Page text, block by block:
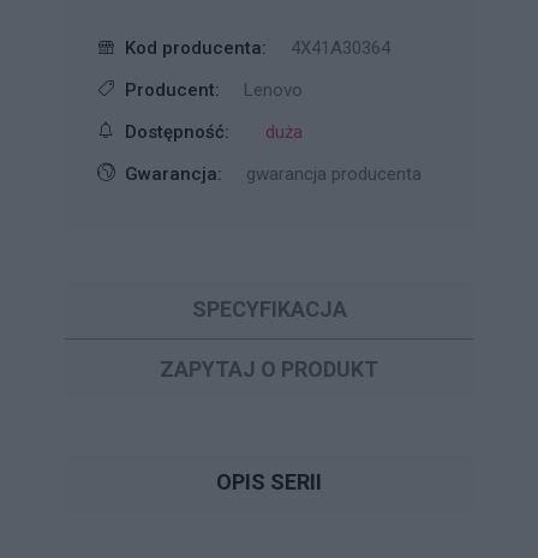
Kod producenta:
4X41A30364
Producent:
Lenovo
Dostępność:
duża
Gwarancja:
gwarancja producenta
SPECYFIKACJA
ZAPYTAJ O PRODUKT
OPIS SERII